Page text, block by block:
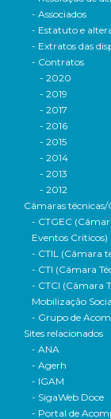
- Associados
- Estatuto e
- Extratos das
- Contratos
- 2020
- 2019
- 2017
- 2016
- 2015
- 2014
- 2013
- 2012
Câmaras
- CTGEC
Eventos Críticos)
- CTIL (Câmara
- CTI (Câmara
- CTCI (Câmara
Mobilização
- Grupo de
Sites relacionados
- ANA
- Agerh
- IGAM
- SigaWeb Doce
- Portal de